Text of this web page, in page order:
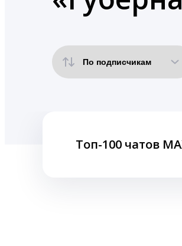
Топ-100 чатов